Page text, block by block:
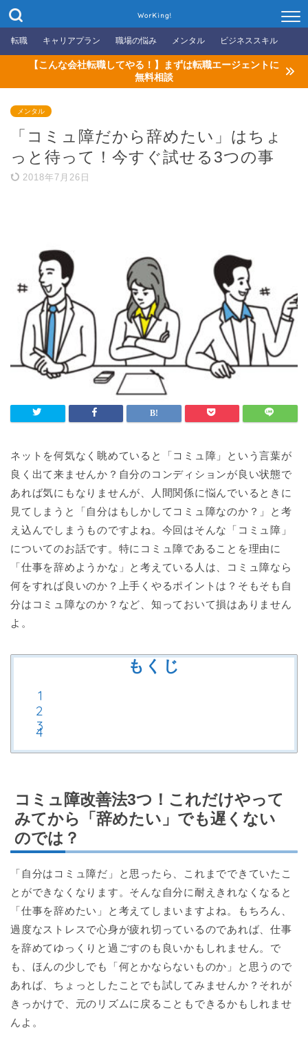
WorKing!
転職 キャリアプラン 職場の悩み メンタル ビジネススキル
【こんな会社転職してやる！】まずは転職エージェントに
無料相談
メンタル
「コミュ障だから辞めたい」はちょ
っと待って！今すぐ試せる3つの事
2018年7月26日
ネットを何気なく眺めていると「コミュ障」という言葉が
良く出て来ませんか？自分のコンディションが良い状態で
あれば気にもなりませんが、人間関係に悩んでいるときに
見てしまうと「自分はもしかしてコミュ障なのか？」と考
え込んでしまうものですよね。今回はそんな「コミュ障」
についてのお話です。特にコミュ障であることを理由に
「仕事を辞めようかな」と考えている人は、コミュ障なら
何をすれば良いのか？上手くやるポイントは？そもそも自
分はコミュ障なのか？など、知っておいて損はありません
よ。
もくじ
コミュ障改善法3つ！これだけやって
みてから「辞めたい」でも遅くない
のでは？
「自分はコミュ障だ」と思ったら、これまでできていたこ
とができなくなります。そんな自分に耐えきれなくなると
「仕事を辞めたい」と考えてしまいますよね。もちろん、
過度なストレスで心身が疲れ切っているのであれば、仕事
を辞めてゆっくりと過ごすのも良いかもしれません。で
も、ほんの少しでも「何とかならないものか」と思うので
あれば、ちょっとしたことでも試してみませんか？それが
きっかけで、元のリズムに戻ることもできるかもしれませ
んよ。